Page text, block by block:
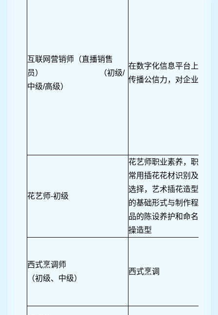
互联网营销师（直播销售
员） （初级/
中级/高级）
在数字化信息平台上，运
传播公信力，对企业产品
花艺师-初级
花艺师职业素养，职业技
常用插花花材识别及选择
选择，艺术插花造型要素
的基础形式与制作程序。
品的陈设养护和命名技巧
操造型
西式烹调师
（初级、中级）
西式烹调